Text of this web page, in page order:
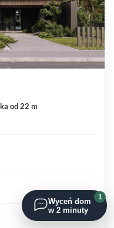
od 22 m
1
Wyceń dom
w 2 minuty